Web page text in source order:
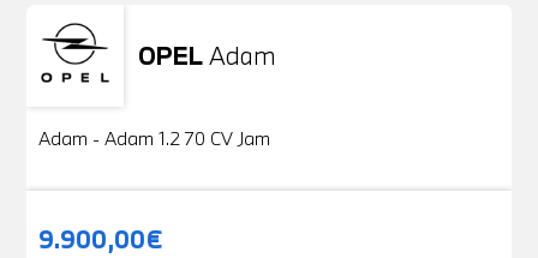
OPELAdam
Usato
Adam - Adam 1.2 70 CV Jam
9.900,00€